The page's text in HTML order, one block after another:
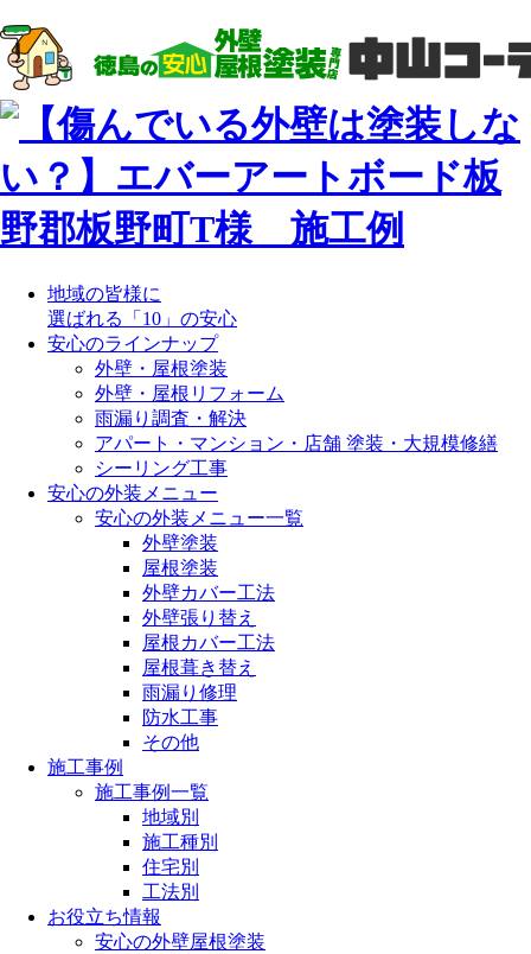
地域の皆様に
選ばれる「10」の安心
安心のラインナップ
外壁・屋根塗装
外壁・屋根リフォーム
雨漏り調査・解決
アパート・マンション・店舗 塗装・大規模修繕
シーリング工事
安心の外装メニュー
安心の外装メニュー一覧
外壁塗装
屋根塗装
外壁カバー工法
外壁張り替え
屋根カバー工法
屋根葺き替え
雨漏り修理
防水工事
その他
施工事例
施工事例一覧
地域別
施工種別
住宅別
工法別
お役立ち情報
安心の外壁屋根塗装